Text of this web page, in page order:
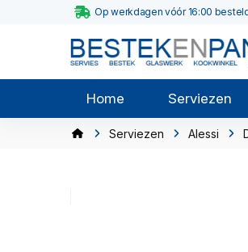
Op werkdagen vóór 16:00
Home Serviezen
Serviezen Alessi